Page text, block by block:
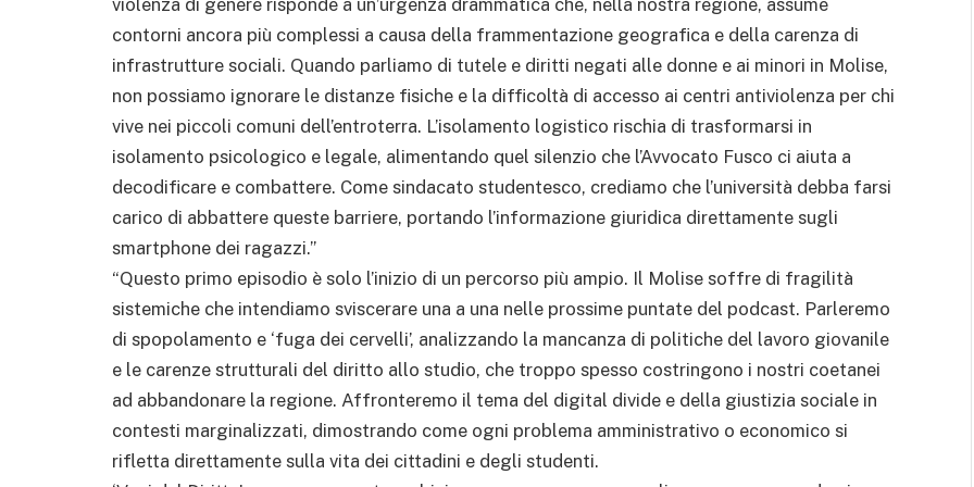
contorni ancora più complessi a causa della frammentazione geografica e della carenza di
infrastrutture sociali. Quando parliamo di tutele e diritti negati alle donne e ai minori in Molise,
non possiamo ignorare le distanze fisiche e la difficoltà di accesso ai centri antiviolenza per chi
vive nei piccoli comuni dell’entroterra. L’isolamento logistico rischia di trasformarsi in
isolamento psicologico e legale, alimentando quel silenzio che l’Avvocato Fusco ci aiuta a
decodificare e combattere. Come sindacato studentesco, crediamo che l’università debba farsi
carico di abbattere queste barriere, portando l’informazione giuridica direttamente sugli
smartphone dei ragazzi.”
“Questo primo episodio è solo l’inizio di un percorso più ampio. Il Molise soffre di fragilità
sistemiche che intendiamo sviscerare una a una nelle prossime puntate del podcast. Parleremo
di spopolamento e ‘fuga dei cervelli’, analizzando la mancanza di politiche del lavoro giovanile
e le carenze strutturali del diritto allo studio, che troppo spesso costringono i nostri coetanei
ad abbandonare la regione. Affronteremo il tema del digital divide e della giustizia sociale in
contesti marginalizzati, dimostrando come ogni problema amministrativo o economico si
rifletta direttamente sulla vita dei cittadini e degli studenti.